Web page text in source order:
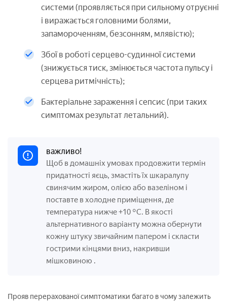
системи (проявляється при сильному отруєнні
і виражається головними болями,
запамороченням, безсонням, млявістю);
Збої в роботі серцево-судинної системи
(знижується тиск, змінюється частота пульсу і
серцева ритмічність);
Бактеріальне зараження і сепсис (при таких
симптомах результат летальний).
важливо!
Щоб в домашніх умовах продовжити термін
придатності яєць, змастіть їх шкаралупу
свинячим жиром, олією або вазеліном і
поставте в холодне приміщення, де
температура нижче +10 °С. В якості
альтернативного варіанту можна обернути
кожну штуку звичайним папером і скласти
гострими кінцями вниз, накривши
мішковиною .
Прояв перерахованої симптоматики багато в чому залежить